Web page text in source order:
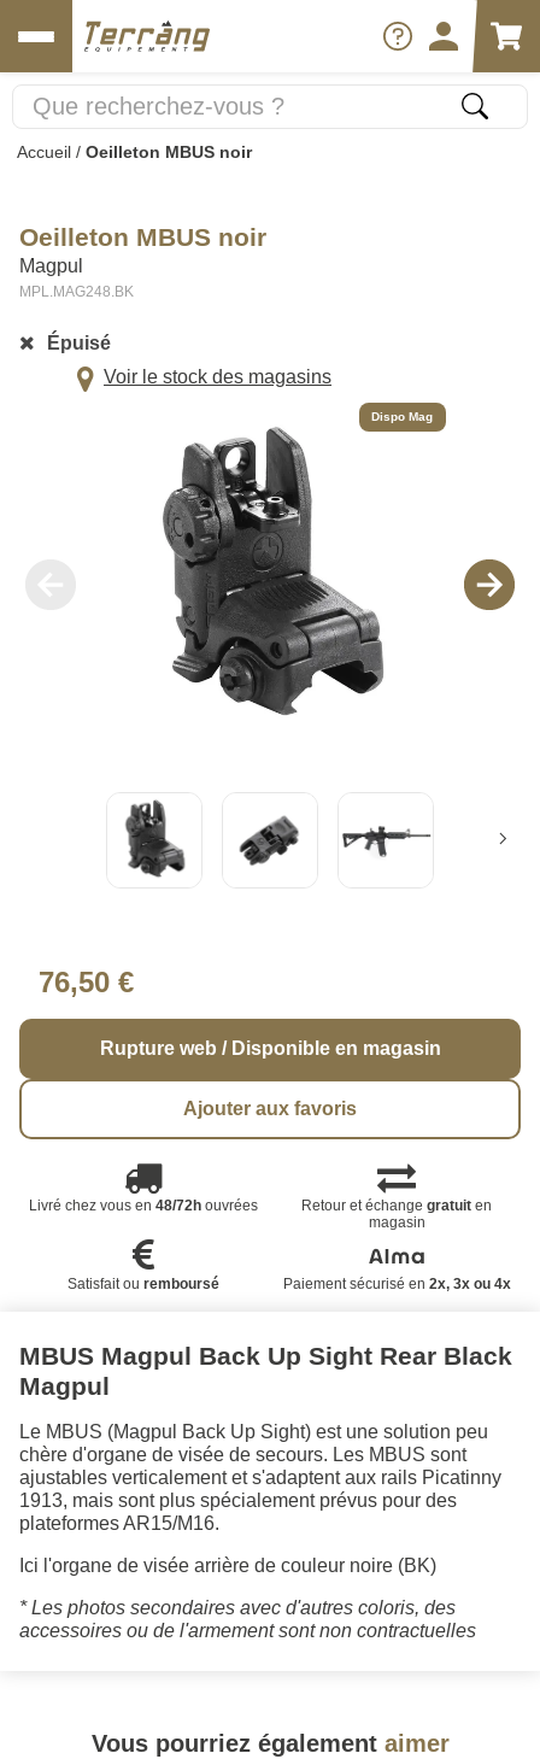
Accueil / Oeilleton MBUS noir
Oeilleton MBUS noir
Magpul
MPL.MAG248.BK
Épuisé
Voir le stock des magasins
Dispo Mag
76,50 €
Rupture web / Disponible en magasin
Ajouter aux favoris
Livré chez vous en 48/72houvrées Retour et échangegratuit en
magasin
Satisfait ou remboursé Paiement sécurisé en 2x, 3x ou 4x
MBUS Magpul Back Up Sight Rear Black
Magpul
Le MBUS (Magpul Back Up Sight) est une solution peu
chère d'organe de visée de secours. Les MBUS sont
ajustables verticalement et s'adaptent aux rails Picatinny
1913, mais sont plus spécialement prévus pour des
plateformes AR15/M16.
Ici l'organe de visée arrière de couleur noire (BK)
* Les photos secondaires avec d'autres coloris, des
accessoires ou de l'armement sont non contractuelles
Vous pourriez également aimer